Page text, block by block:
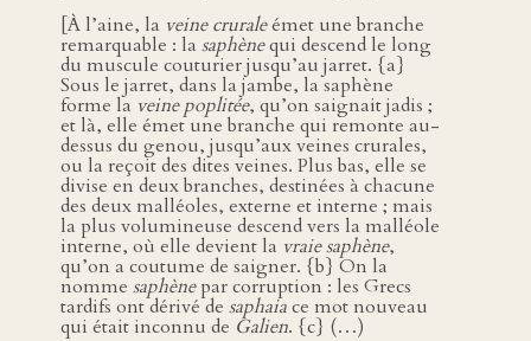
[À l’aine, la veine cruraleémet une branche
remarquable : la saphènequi descend le long
du muscule couturier jusqu’au jarret. {a}
Sous le jarret, dans la jambe, la saphène
forme la veine poplitée, qu’on saignait jadis ;
et là, elle émet une branche qui remonte au-
dessus du genou, jusqu’aux veines crurales,
ou la reçoit des dites veines. Plus bas, elle se
divise en deux branches, destinées à chacune
des deux malléoles, externe et interne ; mais
la plus volumineuse descend vers la malléole
interne, où elle devient la vraie saphène,
qu’on a coutume de saigner. {b} On la
nomme saphènepar corruption : les Grecs
tardifs ont dérivé de saphaiace mot nouveau
qui était inconnu de Galien. {c} (…)